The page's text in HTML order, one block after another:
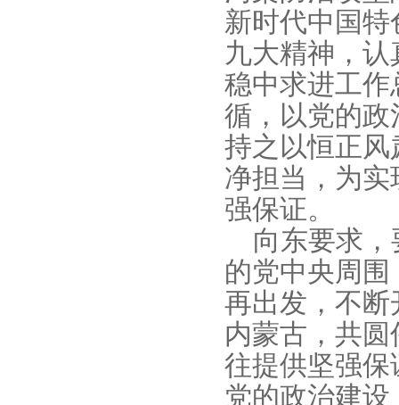
新时代中国
九大精神，
稳中求进工
循，以党的
持之以恒正
净担当，为
强保证。
向东要求，
的党中央周
再出发，不断
内蒙古，共
往提供坚强
党的政治建